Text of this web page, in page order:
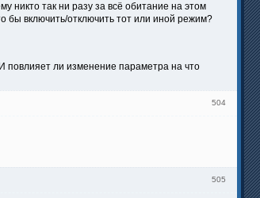
никто так ни разу за всё обитание на этом
бы включить/отключить тот или иной режим?
повлияет ли изменение параметра на что
504
505